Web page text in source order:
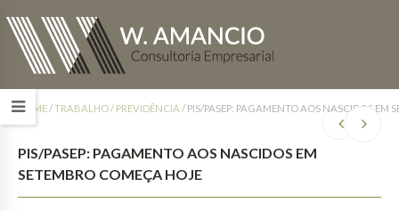
HOME/TRABALHO / PREVIDÊNCIA / PIS/PASEP: PAGAMENTO AOS NASCIDOS EM
PIS/PASEP: PAGAMENTO AOS NASCIDOS EM
SETEMBRO COMEÇA HOJE